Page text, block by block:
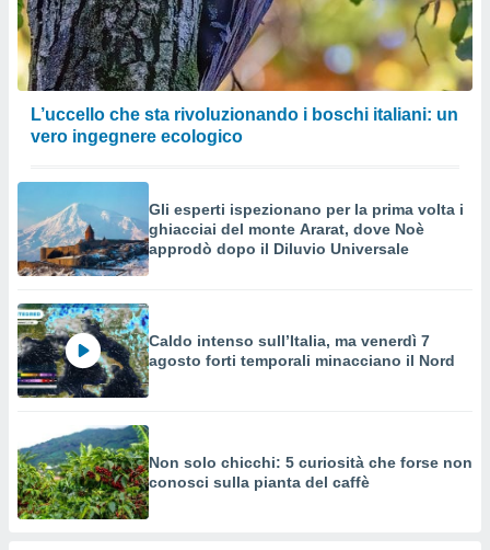
L’uccello che sta rivoluzionando i boschi italiani: un
vero ingegnere ecologico
Gli esperti ispezionano per la prima volta i
ghiacciai del monte Ararat, dove Noè
approdò dopo il Diluvio Universale
Caldo intenso sull’Italia, ma venerdì 7
agosto forti temporali minacciano il Nord
Non solo chicchi: 5 curiosità che forse non
conosci sulla pianta del caffè